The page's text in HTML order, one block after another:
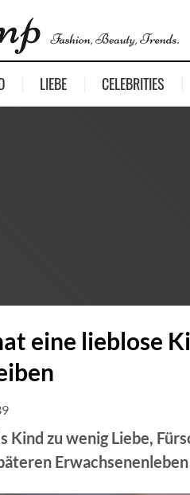
LIEBE CELEBRITIES
eine lieblose
Kind zu wenig Liebe,